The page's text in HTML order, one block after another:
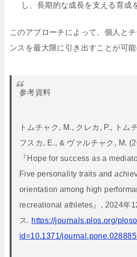
し、長期的な成長を支える育成
このアプローチによって、個人と
ンスを最大限に引き出すことが可能
参考資料
トムチャク, M., クレカ, P., トム
フスカ, E., & ヴァルチャク, M.
『Hope for success as a
Five personality traits and
orientation among high
recreational athletes』, 2024年
ス. https://journals.plos.org/
id=10.1371/